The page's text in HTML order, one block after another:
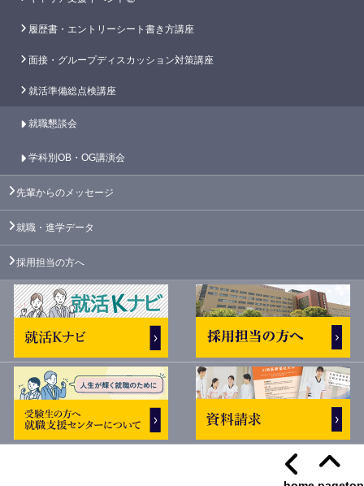
履歴書・エントリーシート書き方講座
面接・グループディスカッション対策講座
就活準備総点検講座
就職懇談会
学科別OB・OG講演会
先輩からのメッセージ
就職・進学データ
採用担当の方へ